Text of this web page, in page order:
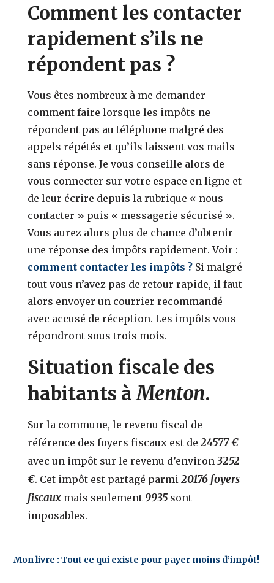
Comment les contacter
rapidement s’ils ne
répondent pas ?
Vous êtes nombreux à me demander
comment faire lorsque les impôts ne
répondent pas au téléphone malgré des
appels répétés et qu’ils laissent vos mails
sans réponse. Je vous conseille alors de
vous connecter sur votre espace en ligne et
de leur écrire depuis la rubrique « nous
contacter » puis « messagerie sécurisé ».
Vous aurez alors plus de chance d’obtenir
une réponse des impôts rapidement. Voir :
comment contacter les impôts ? Si malgré
tout vous n’avez pas de retour rapide, il faut
alors envoyer un courrier recommandé
avec accusé de réception. Les impôts vous
répondront sous trois mois.
Situation fiscale des
habitants àMenton.
Sur la commune, le revenu fiscal de
référence des foyers fiscaux est de24577 €
avec un impôt sur le revenu d’environ 3252
€. Cet impôt est partagé parmi20176 foyers
fiscaux mais seulement 9935 sont
imposables.
Mon livre : Tout ce qui existe pour payer moins d’impôt!